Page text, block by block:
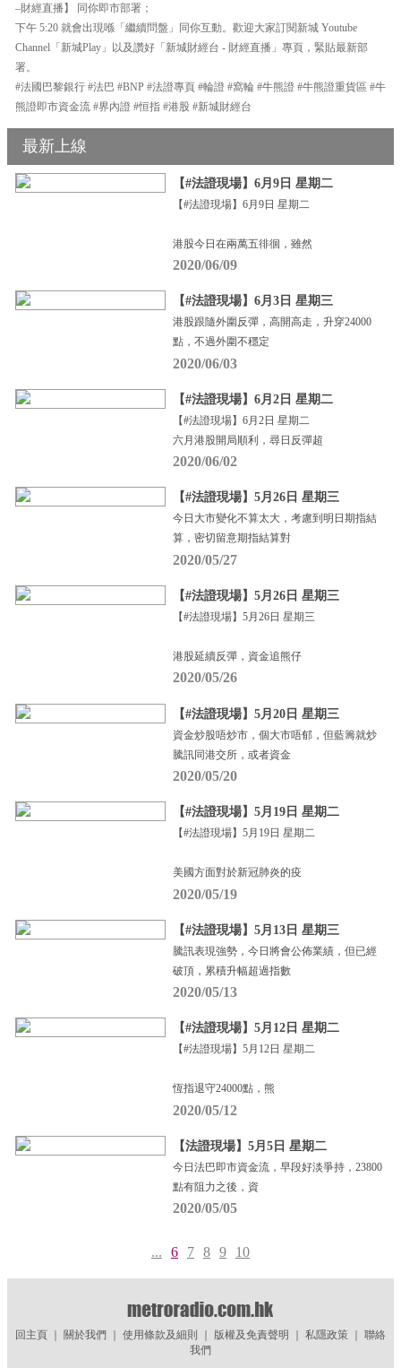
–財經直播】 同你即市部署；
下午 5:20 就會出現喺「繼續問盤」同你互動。歡迎大家訂閱新城 Youtube
Channel「新城Play」以及讚好「新城財經台 - 財經直播」專頁，緊貼最新部
署。
#法國巴黎銀行 #法巴 #BNP #法證專頁 #輪證 #窩輪 #牛熊證 #牛熊證重貨區 #牛
熊證即市資金流 #界內證 #恒指 #港股 #新城財經台
最新上線
【#法證現場】6月9日 星期二
【#法證現場】6月9日 星期二
港股今日在兩萬五徘徊，雖然
2020/06/09
【#法證現場】6月3日 星期三
港股跟隨外圍反彈，高開高走，升穿24000
點，不過外圍不穩定
2020/06/03
【#法證現場】6月2日 星期二
【#法證現場】6月2日 星期二
六月港股開局順利，尋日反彈超
2020/06/02
【#法證現場】5月26日 星期三
今日大市變化不算太大，考慮到明日期指結
算，密切留意期指結算對
2020/05/27
【#法證現場】5月26日 星期三
【#法證現場】5月26日 星期三
港股延續反彈，資金追熊仔
2020/05/26
【#法證現場】5月20日 星期三
資金炒股唔炒市，個大市唔郁，但藍籌就炒
騰訊同港交所，或者資金
2020/05/20
【#法證現場】5月19日 星期二
【#法證現場】5月19日 星期二
美國方面對於新冠肺炎的疫
2020/05/19
【#法證現場】5月13日 星期三
騰訊表現強勢，今日將會公佈業績，但已經
破頂，累積升幅超過指數
2020/05/13
【#法證現場】5月12日 星期二
【#法證現場】5月12日 星期二
恆指退守24000點，熊
2020/05/12
【法證現場】5月5日 星期二
今日法巴即市資金流，早段好淡爭持，23800
點有阻力之後，資
2020/05/05
... 6 7 8 9 10
回主頁｜ 關於我們 使用條款及細則 版權及免責聲明 私隱政策｜ 聯絡
我們